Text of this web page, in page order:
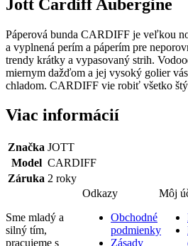
Jott Cardiff Aubergine
Páperová bunda CARDIFF je veľkou
a vyplnená perím a páperím pre
trendy krátky a vypasovaný strih.
miernym dažďom a jej vysoký golier
chladom. CARDIFF vie robiť všetko
Viac informácií
Značka JOTT
Model CARDIFF
Záruka 2 roky
Sme mladý a
silný tím,
pracujeme s
Odkazy
Obchodné
podmienky
Zásady
Môj